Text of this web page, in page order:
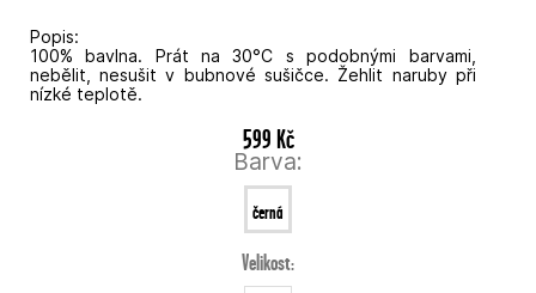
Popis:
100% bavlna. Prát na 30°C s podobnými barvami,
nebělit, nesušit v bubnové sušičce. Žehlit naruby při
nízké teplotě.
599 Kč
Barva:
černá
Velikost: